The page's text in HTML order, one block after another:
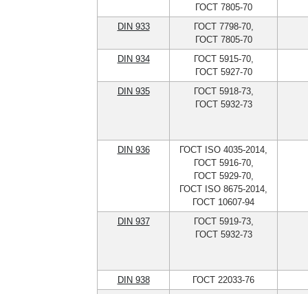
ГОСТ 7805-70
DIN 933
ГОСТ 7798-70,
ГОСТ 7805-70
DIN 934
ГОСТ 5915-70,
ГОСТ 5927-70
DIN 935
ГОСТ 5918-73,
ГОСТ 5932-73
DIN 936
ГОСТ ISO 4035-2014,
ГОСТ 5916-70,
ГОСТ 5929-70,
ГОСТ ISO 8675-2014,
ГОСТ 10607-94
DIN 937
ГОСТ 5919-73,
ГОСТ 5932-73
DIN 938
ГОСТ 22033-76